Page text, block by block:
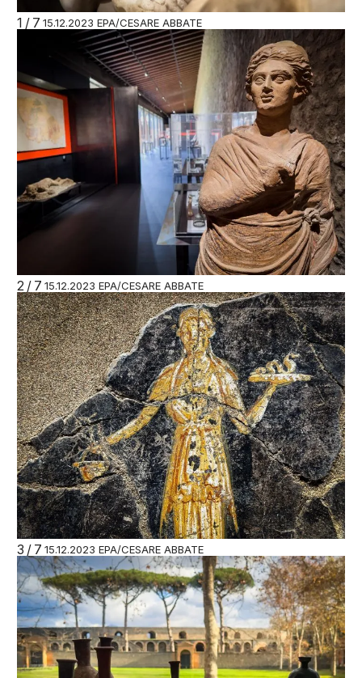
1/7 15.12.2023 EPA/CESARE ABBATE
2/7 15.12.2023 EPA/CESARE ABBATE
3/7 15.12.2023 EPA/CESARE ABBATE